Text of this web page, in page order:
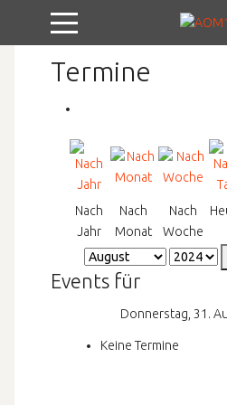
Mobile Menu Toggle
Termine
Nach
Jahr
Nach
Monat
Nach
Woche
Events für
Donnerstag, 31.
Keine Termine